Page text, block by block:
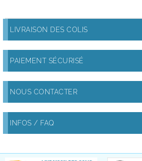
LIVRAISON DES COLIS
PAIEMENT SÉCURISÉ
NOUS CONTACTER
INFOS / FAQ